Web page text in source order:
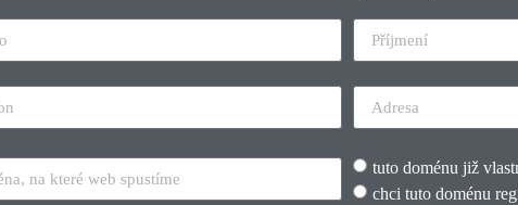
tuto doménu již
chci tuto doménu